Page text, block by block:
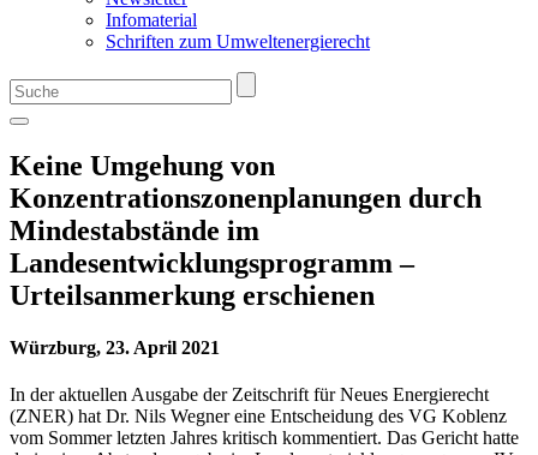
Infomaterial
Schriften zum Umweltenergierecht
Keine Umgehung von
Konzentrationszonenplanungen durch
Mindestabstände im
Landesentwicklungsprogramm –
Urteilsanmerkung erschienen
Würzburg, 23. April 2021
In der aktuellen Ausgabe der Zeitschrift für Neues Energierecht
(ZNER) hat Dr. Nils Wegner eine Entscheidung des VG Koblenz
vom Sommer letzten Jahres kritisch kommentiert. Das Gericht hatte